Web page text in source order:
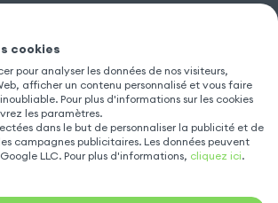
SUIVEZ NOUS
cookies
pour analyser les données de nos visiteurs,
afficher un contenu personnalisé et vous faire
Pour plus d'informations sur les cookies
les paramètres.
dans le but de personnaliser la publicité et de
campagnes publicitaires. Les données peuvent
LLC. Pour plus d'informations, cliquez ici.